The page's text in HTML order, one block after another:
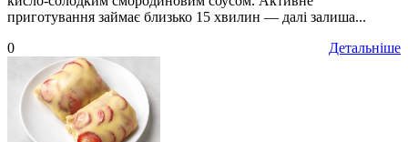
приготування займає близько 15 хвилин — далі залиша...
Детальніше
0